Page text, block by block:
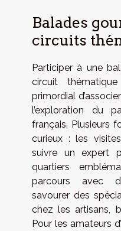
Balades
circuits
Participer à une
circuit
primordial
l’exploration du
français. Plusieurs
curieux : les
suivre un expert
quartiers
parcours avec
savourer des
chez les artisans,
Pour les amateurs